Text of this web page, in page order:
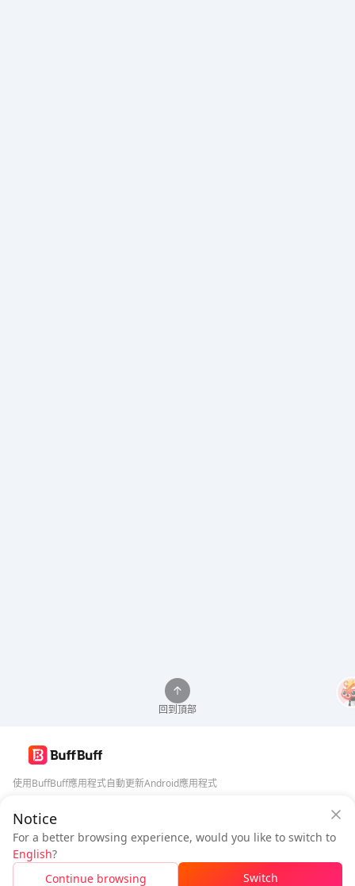
$1.03
登入即可 獲得 50 點數 (0.50 USD)+1 點數 (0.01USD)
充值
Notice
For a better browsing experience, would you like to switch to
English?
Continue browsing
Switch
回到頂部
使用BuffBuff應用程式自動更新Android應用程式
追蹤我們